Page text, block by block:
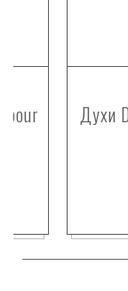
pour Духи